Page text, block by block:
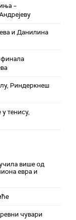
–
и Данилина
финала
Риндеркнеш
тенису,
више од
евра и
чувари